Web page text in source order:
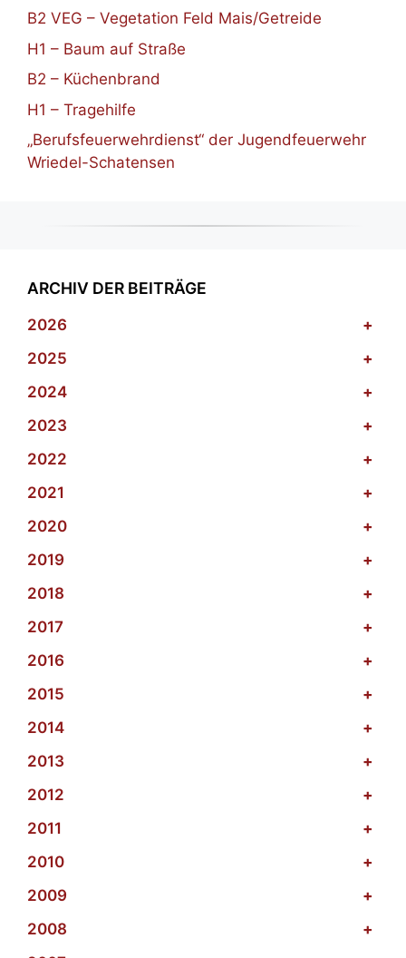
B2 VEG – Vegetation Feld Mais/Getreide
H1 – Baum auf Straße
B2 – Küchenbrand
H1 – Tragehilfe
„Berufsfeuerwehrdienst“ der Jugendfeuerwehr
Wriedel-Schatensen
ARCHIV DER BEITRÄGE
2026
+
2025
+
2024
+
2023
+
2022
+
2021
+
2020
+
2019
+
2018
+
2017
+
2016
+
2015
+
2014
+
2013
+
2012
+
2011
+
2010
+
2009
+
2008
+